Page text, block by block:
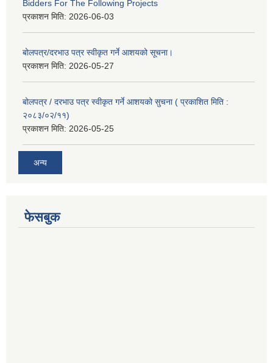
Bidders For The Following Projects
प्रकाशन मिति: 2026-06-03
बोलपत्र/दरभाउ पत्र स्वीकृत गर्ने आशयको सूचना।
प्रकाशन मिति: 2026-05-27
बोलपत्र / दरभाउ पत्र स्वीकृत गर्ने आशयको सुचना ( प्रकाशित मिति :
२०८३/०२/११)
प्रकाशन मिति: 2026-05-25
अन्य
फेसबुक